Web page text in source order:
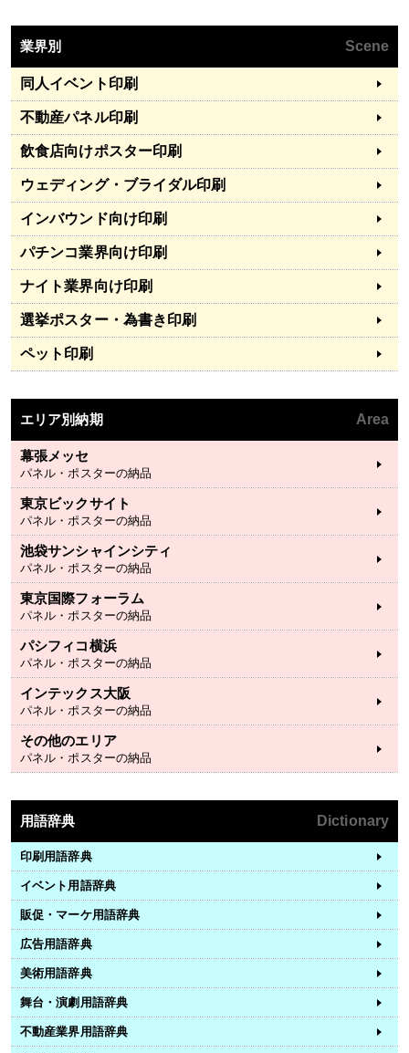
業界別 Scene
同人イベント印刷
不動産パネル印刷
飲食店向けポスター印刷
ウェディング・ブライダル印刷
インバウンド向け印刷
パチンコ業界向け印刷
ナイト業界向け印刷
選挙ポスター・為書き印刷
ペット印刷
エリア別納期 Area
幕張メッセ
パネル・ポスターの納品
東京ビックサイト
パネル・ポスターの納品
池袋サンシャインシティ
パネル・ポスターの納品
東京国際フォーラム
パネル・ポスターの納品
パシフィコ横浜
パネル・ポスターの納品
インテックス大阪
パネル・ポスターの納品
その他のエリア
パネル・ポスターの納品
用語辞典 Dictionary
印刷用語辞典
イベント用語辞典
販促・マーケ用語辞典
広告用語辞典
美術用語辞典
舞台・演劇用語辞典
不動産業界用語辞典